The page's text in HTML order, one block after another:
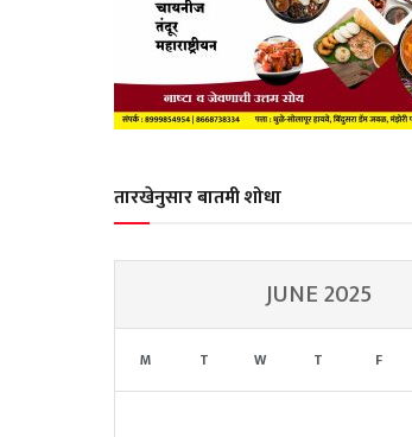
तारखेनुसार बातमी शोधा
JUNE 2025
M T W T F